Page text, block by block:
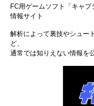
FC用ゲームソフト「キャ
情報サイト
解析によって裏技やシュー
ど、
通常では知りえない情報を